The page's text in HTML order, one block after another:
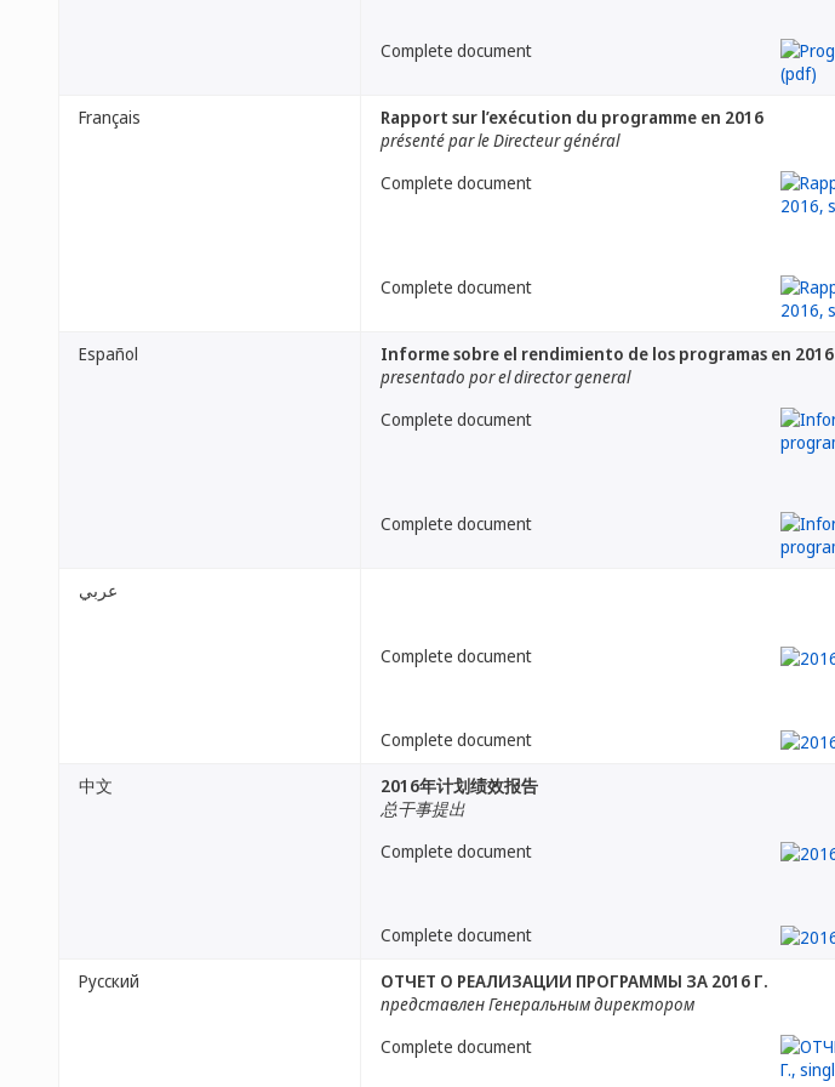
Complete document
Français
Rapport sur l’exécution du programme en 2016
présenté par le Directeur général
Complete document
Complete document
Español
Informe sobre el rendimiento de los programas en 2016
presentado por el director general
Complete document
Complete document
عربي
Complete document
Complete document
中文
2016年计划绩效报告
总干事提出
Complete document
Complete document
Русский
ОТЧЕТ О РЕАЛИЗАЦИИ ПРОГРАММЫ ЗА 2016 Г.
представлен Генеральным директором
Complete document